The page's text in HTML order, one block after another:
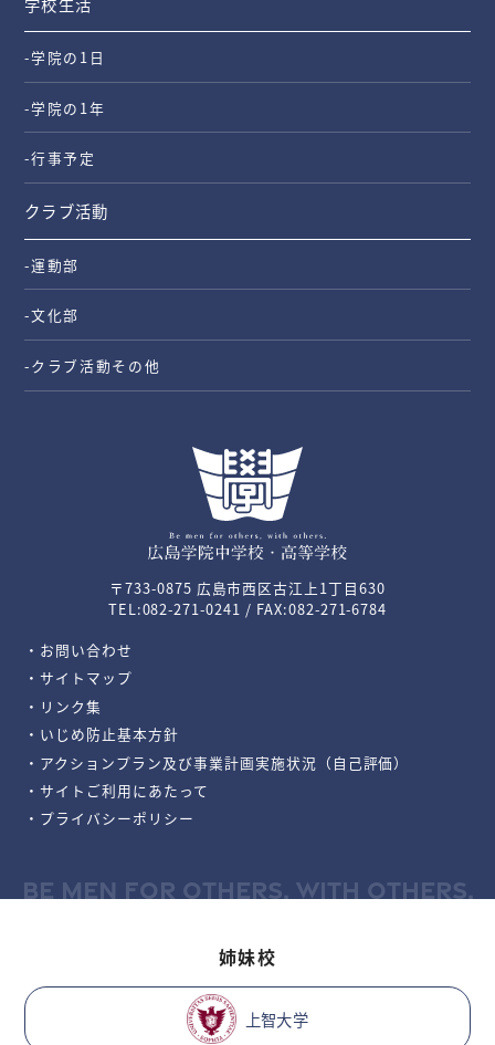
〒733-0875 広島市西区古江上1丁目630
TEL:082-271-0241 / FAX:082-271-6784
・お問い合わせ
・サイトマップ
・リンク集
・いじめ防止基本方針
・アクションプラン及び事業計画実施状況（自己評価）
・サイトご利用にあたって
・プライバシーポリシー
-学院の1日
-学院の1年
-行事予定
クラブ活動
-運動部
-文化部
-クラブ活動その他
BE MEN FOR OTHERS, WITH OTHERS.
姉妹校
上智大学